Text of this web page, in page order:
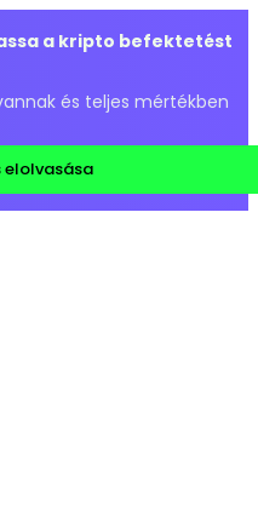
a kripto befektetést
és teljes mértékben
elolvasása